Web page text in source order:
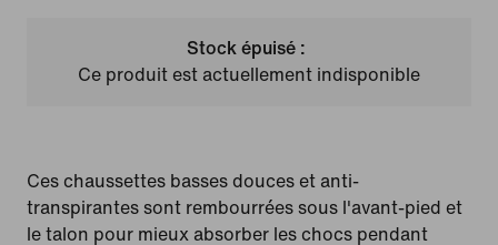
Stock épuisé :
Ce produit est actuellement indisponible
Ces chaussettes basses douces et anti-
transpirantes sont rembourrées sous l'avant-pied et
le talon pour mieux absorber les chocs pendant